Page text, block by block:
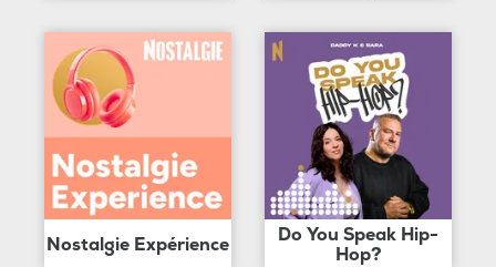
Nostalgie Expérience
Do You Speak Hip-
Hop?